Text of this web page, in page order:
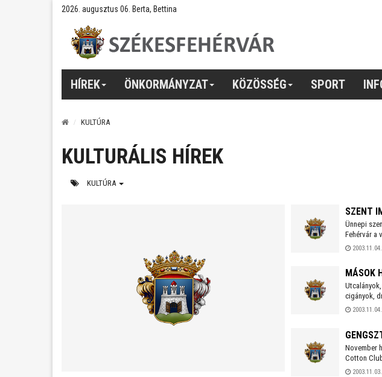
2026. augusztus 06. Berta, Bettina
HÍREK ÖNKORMÁNYZAT KÖZÖSSÉG SPORT
KULTÚRA
KULTURÁLIS HÍREK
KULTÚRA
SZENT
Ünnepi
Fehérvár a
Szent
MÁSOK
cigányok,
és szellemi
November
Cotton